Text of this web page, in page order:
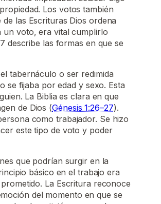
Los votos también
las Escrituras Dios ordena
un voto, era vital cumplirlo
describe las formas en que se
tabernáculo o ser redimida
se fijaba por edad y sexo. Esta
La Biblia es clara en que
de Dios (Génesis 1:26–27).
como trabajador. Se hizo
este tipo de voto y poder
que podrían surgir en la
básico en el trabajo era
La Escritura reconoce
del momento en que se